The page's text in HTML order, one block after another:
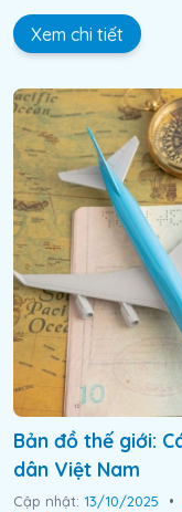
Xem chi tiết
Bản đồ thế giới:
dân Việt Nam
Cập nhật: 13/10/2025 •